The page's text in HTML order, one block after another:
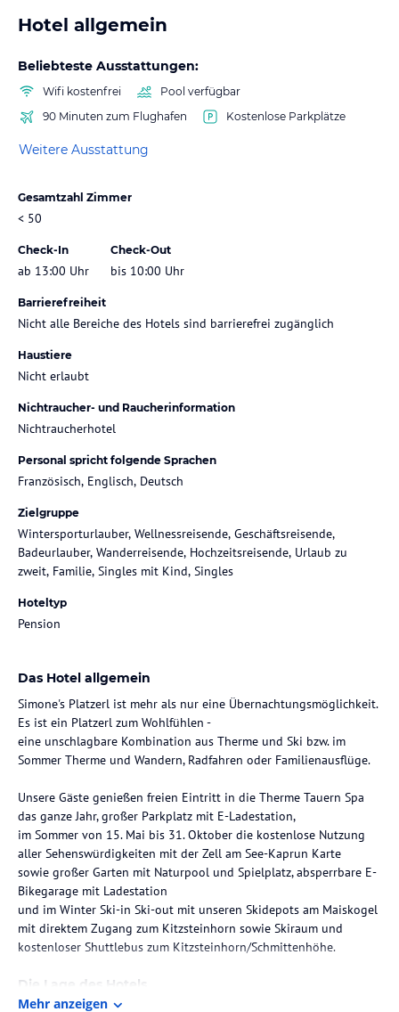
Hotel allgemein
Beliebteste Ausstattungen:
Wifi kostenfrei
Pool verfügbar
90 Minuten zum Flughafen
Kostenlose Parkplätze
Weitere Ausstattung
Gesamtzahl Zimmer
< 50
Check-In
ab 13:00 Uhr
Check-Out
bis 10:00 Uhr
Barrierefreiheit
Nicht alle Bereiche des Hotels sind barrierefrei zugänglich
Haustiere
Nicht erlaubt
Nichtraucher- und Raucherinformation
Nichtraucherhotel
Personal spricht folgende Sprachen
Französisch, Englisch, Deutsch
Zielgruppe
Wintersporturlauber, Wellnessreisende, Geschäftsreisende,
Badeurlauber, Wanderreisende, Hochzeitsreisende, Urlaub zu
zweit, Familie, Singles mit Kind, Singles
Hoteltyp
Pension
Das Hotel allgemein
Simone's Platzerl ist mehr als nur eine Übernachtungsmöglichkeit.
Es ist ein Platzerl zum Wohlfühlen -
eine unschlagbare Kombination aus Therme und Ski bzw. im
Sommer Therme und Wandern, Radfahren oder Familienausflüge.
Unsere Gäste genießen freien Eintritt in die Therme Tauern Spa
das ganze Jahr, großer Parkplatz mit E-Ladestation,
im Sommer von 15. Mai bis 31. Oktober die kostenlose Nutzung
aller Sehenswürdigkeiten mit der Zell am See-Kaprun Karte
sowie großer Garten mit Naturpool und Spielplatz, absperrbare E-
Bikegarage mit Ladestation
und im Winter Ski-in Ski-out mit unseren Skidepots am Maiskogel
mit direktem Zugang zum Kitzsteinhorn sowie Skiraum und
kostenloser Shuttlebus zum Kitzsteinhorn/Schmittenhöhe.
Die Lage des Hotels
Mehr anzeigen